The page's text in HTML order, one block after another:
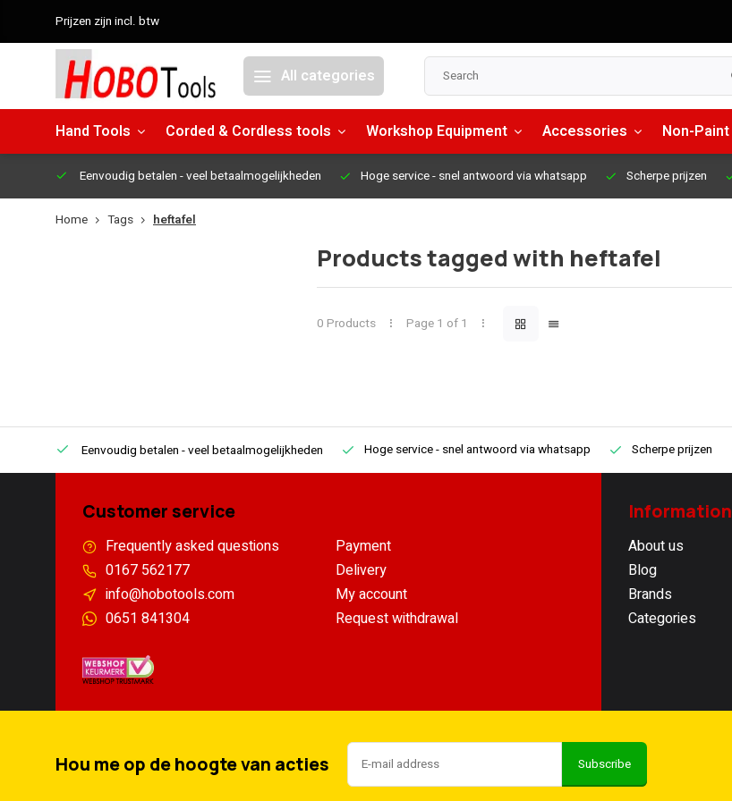
Prijzen zijn incl. btw
All categories
Hand Tools Corded & Cordless tools Workshop Equipment Accessories Non-Paint
Eenvoudig betalen - veel betaalmogelijkheden Hoge service- snel antwoord via whatsapp Scherpe prijzen
Home Tags heftafel
Products tagged with heftafel
0 Products Page 1 of 1
Eenvoudig betalen - veel betaalmogelijkheden Hoge service- snel antwoord via whatsapp Scherpe prijzen
Customer service
Frequently asked questions
0167 562177
info@hobotools.com
0651 841304
Payment
Delivery
My account
Request withdrawal
Information
About us
Blog
Brands
Categories
Hou me op de hoogte van acties Subscribe